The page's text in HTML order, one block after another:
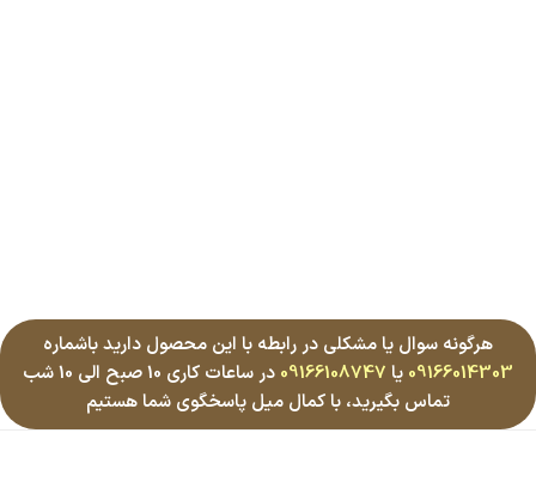
هرگونه سوال یا مشکلی در رابطه با این محصول دارید باشماره
09166014303 یا 09166108747
در ساعات کاری 10 صبح الی 10 شب
تماس بگیرید، با کمال میل پاسخگوی شما هستیم